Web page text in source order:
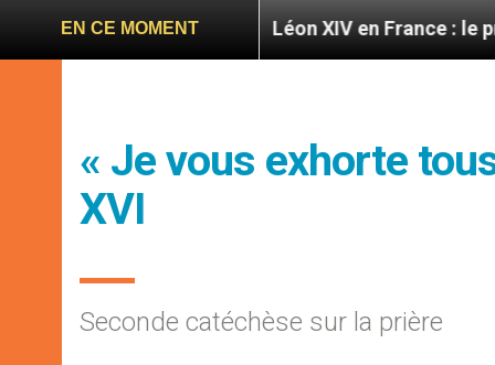
EN CE MOMENTLéon XIV en France : le programme
« Je vous exhorte
XVI
Seconde catéchèse sur la prière